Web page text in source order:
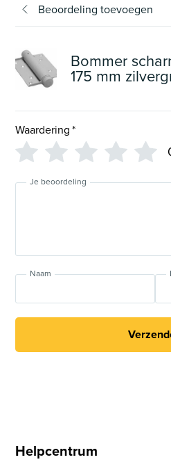
Beoordeling toevoegen
Bommer
175 mm
Waardering*
Je beoordeling
Naam
Helpcentrum